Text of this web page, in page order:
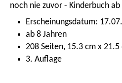
noch nie zuvor - Kinderbuch ab
Erscheinungsdatum:
ab 8 Jahren
208 Seiten, 15.3 cm x 21.5
3. Auflage